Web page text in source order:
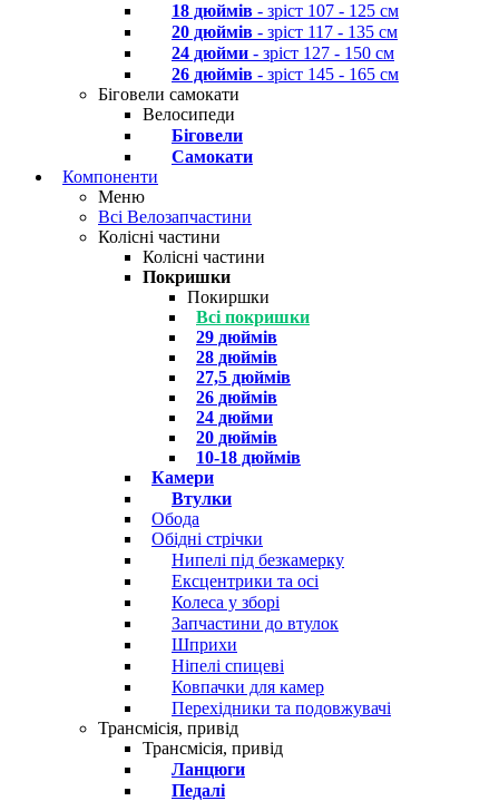
18 дюймів - зріст 107 - 125 см
20 дюймів - зріст 117 - 135 см
24 дюйми - зріст 127 - 150 см
26 дюймів - зріст 145 - 165 см
Біговели самокати
Велосипеди
Біговели
Самокати
Компоненти
Меню
Всі Велозапчастини
Колісні частини
Колісні частини
Покришки
Покиршки
Всі покришки
29 дюймів
28 дюймів
27,5 дюймів
26 дюймів
24 дюйми
20 дюймів
10-18 дюймів
Камери
Втулки
Обода
Обідні стрічки
Нипелі під безкамерку
Ексцентрики та осі
Колеса у зборі
Запчастини до втулок
Шприхи
Ніпелі спицеві
Ковпачки для камер
Перехідники та подовжувачі
Трансмісія, привід
Трансмісія, привід
Ланцюги
Педалі